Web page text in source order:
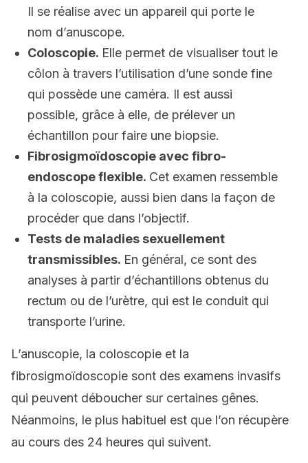
Il se réalise avec un appareil qui porte le
nom d’anuscope.
Coloscopie. Elle permet de visualiser tout le
côlon à travers l’utilisation d’une sonde fine
qui possède une caméra. Il est aussi
possible, grâce à elle, de prélever un
échantillon pour faire une biopsie.
Fibrosigmoïdoscopie avec fibro-
endoscope flexible. Cet examen ressemble
à la coloscopie, aussi bien dans la façon de
procéder que dans l’objectif.
Tests de maladies sexuellement
transmissibles. En général, ce sont des
analyses à partir d’échantillons obtenus du
rectum ou de l’urètre, qui est le conduit qui
transporte l’urine.
L’anuscopie, la coloscopie et la
fibrosigmoïdoscopie sont des examens invasifs
qui peuvent déboucher sur certaines gênes.
Néanmoins, le plus habituel est que l’on récupère
au cours des 24 heures qui suivent.